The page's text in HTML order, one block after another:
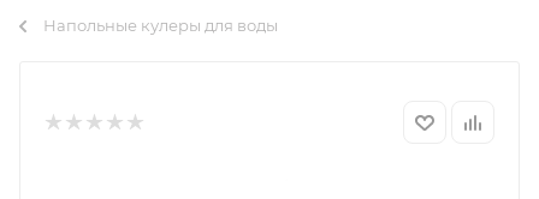
Напольные кулеры для воды